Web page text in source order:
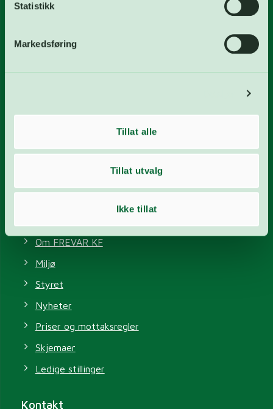
Statistikk
Markedsføring
Tillat alle
Tillat utvalg
Ikke tillat
Om FREVAR KF
Miljø
Styret
Nyheter
Priser og mottaksregler
Skjemaer
Ledige stillinger
Kontakt